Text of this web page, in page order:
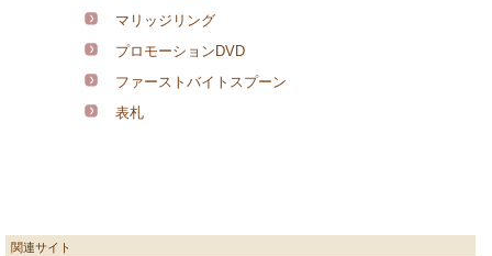
マリッジリング
プロモーションDVD
ファーストバイトスプーン
表札
関連サイト